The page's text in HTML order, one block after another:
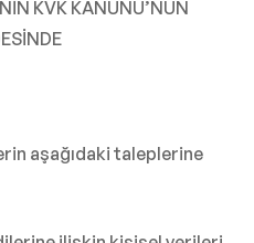
KVK KANUNU’NUN
aşağıdaki taleplerine